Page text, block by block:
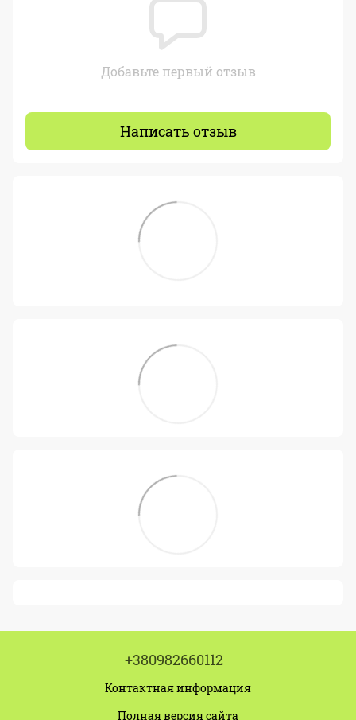
Добавьте первый отзыв
Написать отзыв
+380982660112
Контактная информация
Полная версия сайта